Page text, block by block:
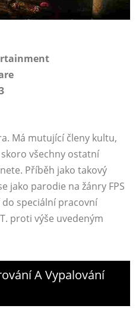
Má mutující členy kultu,
všechny ostatní
Příběh jako takový
jako parodie na žánry FPS
do speciální pracovní
proti výše uvedeným
A Vypalování